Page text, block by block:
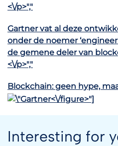
<\/p>","
Gartner vat al deze
onder de noemer
de gemene deler van
<\/p>","
Blockchain: geen hype,
<\/figure>"]
Interesting for